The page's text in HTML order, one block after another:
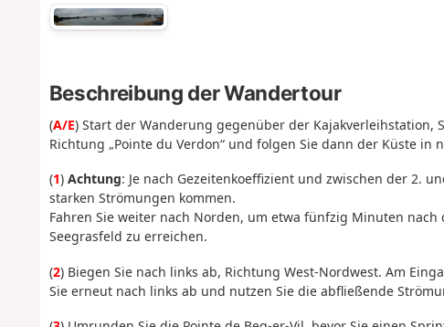
Beschreibung der Wandertour
(A/E) Start der Wanderung gegenüber der Kajakverleihstation,
Richtung „Pointe du Verdon“ und folgen Sie dann der Küste in
(1) Achtung: Je nach Gezeitenkoeffizient und zwischen der 2.
starken Strömungen kommen.
Fahren Sie weiter nach Norden, um etwa fünfzig Minuten
Seegrasfeld zu erreichen.
(2) Biegen Sie nach links ab, Richtung West-Nordwest. Am
Sie erneut nach links ab und nutzen Sie die abfließende